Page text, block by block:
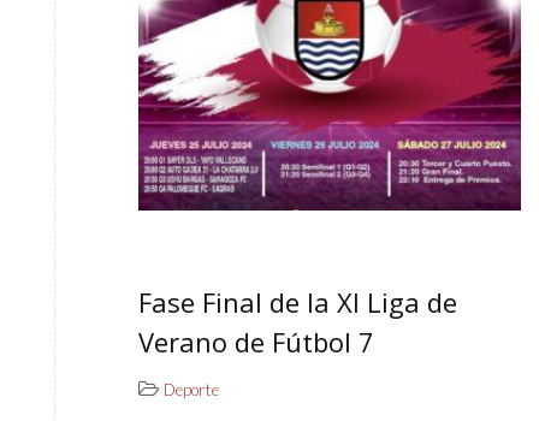
Fase Final de la XI Liga de
Verano de Fútbol 7
Deporte